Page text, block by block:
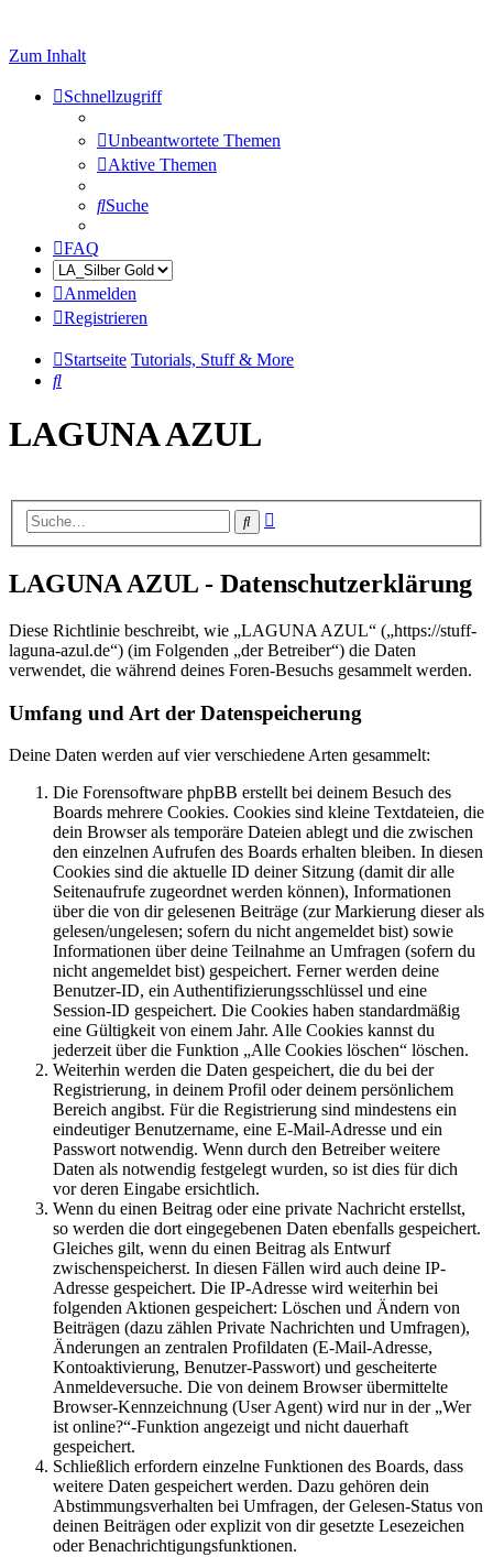
Zum Inhalt
Schnellzugriff
Unbeantwortete Themen
Aktive Themen
Suche
FAQ
Anmelden
Registrieren
Startseite Tutorials, Stuff & More
Suche
LAGUNA AZUL
Suche
LAGUNA AZUL - Datenschutzerklärung
Diese Richtlinie beschreibt, wie „LAGUNA AZUL“ („https://stuff-
laguna-azul.de“) (im Folgenden „der Betreiber“) die Daten
verwendet, die während deines Foren-Besuchs gesammelt werden.
Umfang und Art der Datenspeicherung
Deine Daten werden auf vier verschiedene Arten gesammelt:
Die Forensoftware phpBB erstellt bei deinem Besuch des
Boards mehrere Cookies. Cookies sind kleine Textdateien, die
dein Browser als temporäre Dateien ablegt und die zwischen
den einzelnen Aufrufen des Boards erhalten bleiben. In diesen
Cookies sind die aktuelle ID deiner Sitzung (damit dir alle
Seitenaufrufe zugeordnet werden können), Informationen
über die von dir gelesenen Beiträge (zur Markierung dieser als
gelesen/ungelesen; sofern du nicht angemeldet bist) sowie
Informationen über deine Teilnahme an Umfragen (sofern du
nicht angemeldet bist) gespeichert. Ferner werden deine
Benutzer-ID, ein Authentifizierungsschlüssel und eine
Session-ID gespeichert. Die Cookies haben standardmäßig
eine Gültigkeit von einem Jahr. Alle Cookies kannst du
jederzeit über die Funktion „Alle Cookies löschen“ löschen.
Weiterhin werden die Daten gespeichert, die du bei der
Registrierung, in deinem Profil oder deinem persönlichem
Bereich angibst. Für die Registrierung sind mindestens ein
eindeutiger Benutzername, eine E-Mail-Adresse und ein
Passwort notwendig. Wenn durch den Betreiber weitere
Daten als notwendig festgelegt wurden, so ist dies für dich
vor deren Eingabe ersichtlich.
Wenn du einen Beitrag oder eine private Nachricht erstellst,
so werden die dort eingegebenen Daten ebenfalls gespeichert.
Gleiches gilt, wenn du einen Beitrag als Entwurf
zwischenspeicherst. In diesen Fällen wird auch deine IP-
Adresse gespeichert. Die IP-Adresse wird weiterhin bei
folgenden Aktionen gespeichert: Löschen und Ändern von
Beiträgen (dazu zählen Private Nachrichten und Umfragen),
Änderungen an zentralen Profildaten (E-Mail-Adresse,
Kontoaktivierung, Benutzer-Passwort) und gescheiterte
Anmeldeversuche. Die von deinem Browser übermittelte
Browser-Kennzeichnung (User Agent) wird nur in der „Wer
ist online?“-Funktion angezeigt und nicht dauerhaft
gespeichert.
Schließlich erfordern einzelne Funktionen des Boards, dass
weitere Daten gespeichert werden. Dazu gehören dein
Abstimmungsverhalten bei Umfragen, der Gelesen-Status von
deinen Beiträgen oder explizit von dir gesetzte Lesezeichen
oder Benachrichtigungsfunktionen.